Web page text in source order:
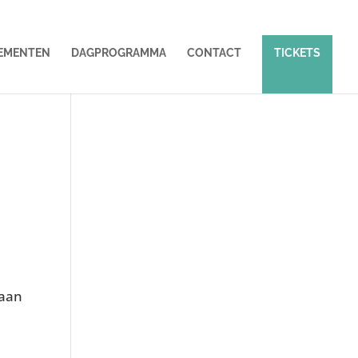
DAGPROGRAMMA CONTACT TICKETS